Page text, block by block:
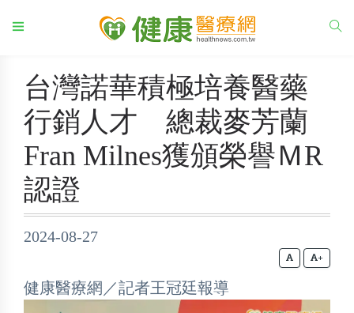
台灣諾華積極培養醫藥
行銷人才 總裁麥芳蘭
Fran Milnes獲頒榮譽ＭR
認證
2024-08-27
+
健康醫療網／記者王冠廷報導